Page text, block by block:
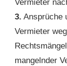
Vermieter
3. Ansprüche
Vermieter
mangelnder